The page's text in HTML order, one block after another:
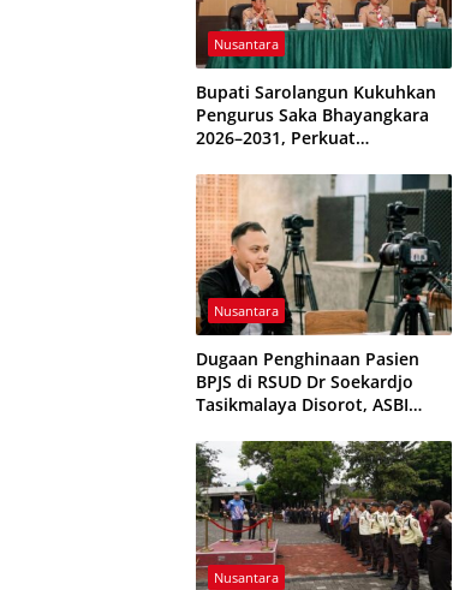
Nusantara
Bupati Sarolangun Kukuhkan
Pengurus Saka Bhayangkara
2026–2031, Perkuat
Muda
Nusantara
Dugaan Penghinaan Pasien
BPJS di RSUD Dr Soekardjo
Tasikmalaya Disorot, ASBI
Etika Pelayanan
Nusantara